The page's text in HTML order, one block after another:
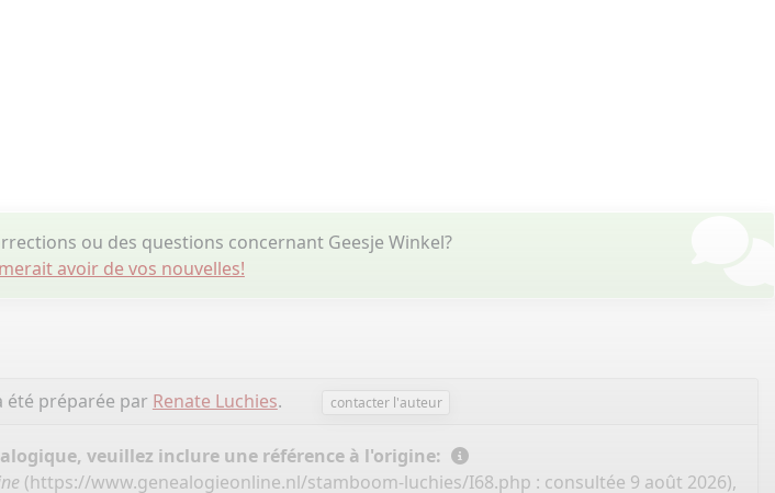
ou des questions concernant Geesje Winkel?
avoir de vos nouvelles!
été préparée par Renate Luchies. contacter l'auteur
veuillez inclure une référence à l'origine:
(https://www.genealogieonline.nl/stamboom-luchies/I68.php : consultée 9 août 2026),